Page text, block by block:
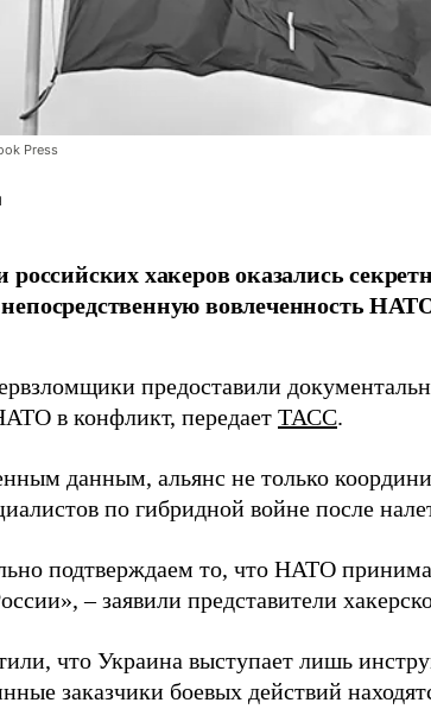
Press
хакеров оказались
вовлеченность
предоставили
в конфликт, передает ТАСС.
данным, альянс не только
по гибридной войне после
подтверждаем то, что НАТО
– заявили представители
что Украина выступает лишь
заказчики боевых действий